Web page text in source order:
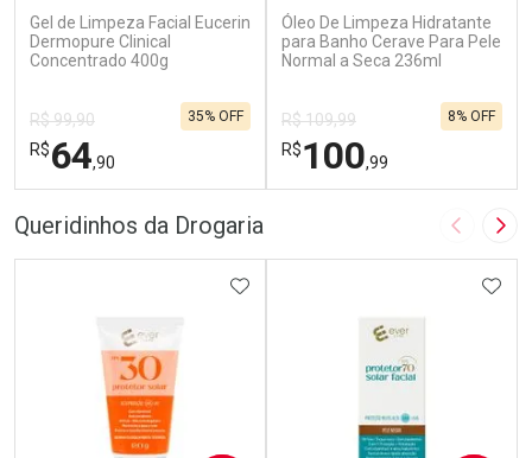
Gel de Limpeza Facial Eucerin
Dermopure Clinical
Concentrado 400g
R$ 99,90
R$64,90
35% OFF
Óleo De Limpeza Hidratante
para Banho Cerave Para Pele
Normal a Seca 236ml
R$ 109,99
R$100,99
8% OFF
Queridinhos da Drogaria Imagem
ADICIONAR AOS FAVORITOS